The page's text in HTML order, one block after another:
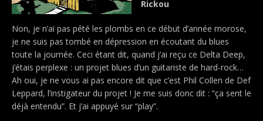
Rickou
Non, je n’ai pas pété les plombs en ce début d’année morose,
je ne suis pas tombé en dépression en écoutant du blues
toute la journée. Ceci étant dit, quand j’ai reçu ce Delta Deep,
j’étais perplexe : un projet blues d’un guitariste de hard-rock…
Ah oui, je ne vous ai pas encore dit que c’est Phil Collen de Def
Leppard, l’instigateur du projet ! Je me suis donc dit : “ça sent le
déjà entendu”. Et j’ai appuyé sur “play”.